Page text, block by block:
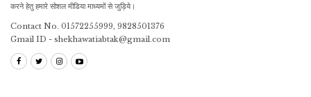
करने हेतु हमारे सोशल मीडिया माध्यमों से जुड़िये।
Contact No. 01572255999, 9828501376
Gmail ID - shekhawatiabtak@gmail.com